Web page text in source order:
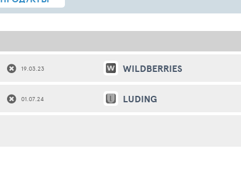
19.03.23 WILDBERRIES
01.07.24 LUDING